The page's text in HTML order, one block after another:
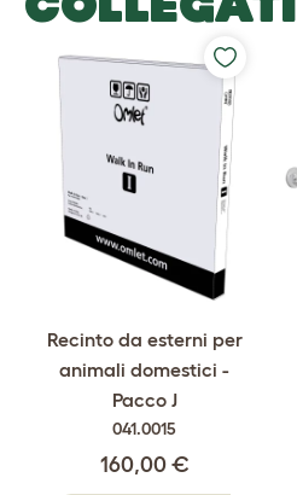
Recinto da esterni per
animali domestici -
Pacco J
041.0015
160,00 €